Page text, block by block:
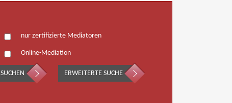
nur zertifizierte Mediatoren
Online-Mediation
SUCHEN ERWEITERTE SUCHE